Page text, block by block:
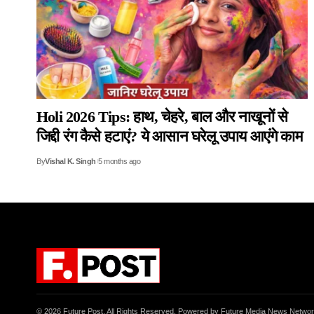
Holi 2026 Tips: हाथ, चेहरे, बाल और नाखूनों से
जिद्दी रंग कैसे हटाएं? ये आसान घरेलू उपाय आएंगे काम
ByVishal K. Singh 5 months ago
© 2026 Future Post. All Rights Reserved. Powered by Future Media News